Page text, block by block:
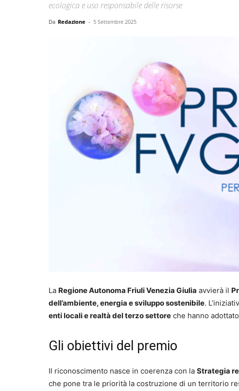
ecologica e uso responsabile delle risorse
Da Redazione - 5 Settembre 2025
La Regione Autonoma Friuli Venezia Giulia avvierà il
dell’ambiente, energia e sviluppo sostenibile.
enti locali e realtà del terzo settore che hanno
Gli obiettivi del premio
Il riconoscimento nasce in coerenza con la Strategia
che pone tra le priorità la costruzione di un territorio